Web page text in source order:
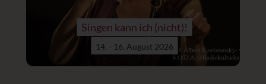
Singen kann ich (nicht)!
14. - 16. August 2026